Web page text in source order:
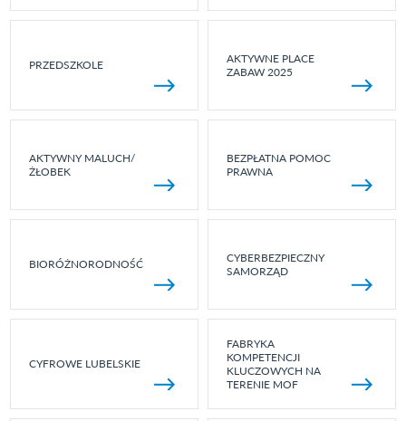
PRZEDSZKOLE
AKTYWNE PLACE
ZABAW 2025
AKTYWNY MALUCH/
ŻŁOBEK
BEZPŁATNA POMOC
PRAWNA
BIORÓŻNORODNOŚĆ
CYBERBEZPIECZNY
SAMORZĄD
CYFROWE LUBELSKIE
FABRYKA
KOMPETENCJI
KLUCZOWYCH NA
TERENIE MOF